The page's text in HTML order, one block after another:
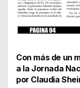
Con más de un
a la Jornada
por Claudia